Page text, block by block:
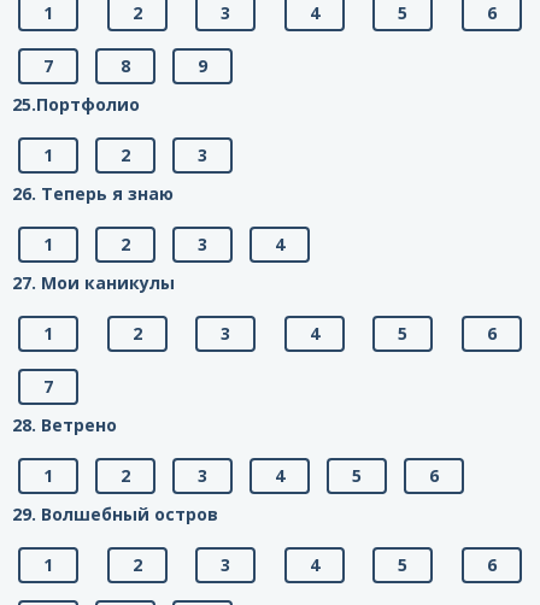
1 2 3 4 5 6
7 8
9
25.Портфолио
1 2
3
26. Теперь я знаю
1 2 3
4
27. Мои каникулы
1 2 3 4 5 6
7
28. Ветрено
1 2 3 4 5
6
29. Волшебный остров
1 2 3 4 5 6